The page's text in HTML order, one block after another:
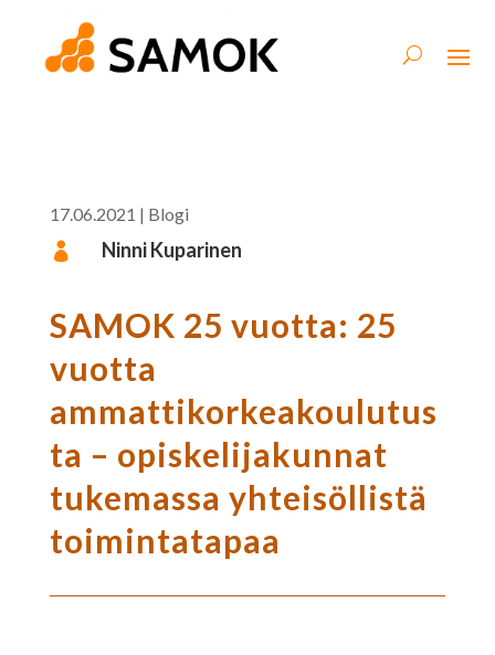
17.06.2021 | Blogi
 Ninni Kuparinen
SAMOK 25 vuotta: 25
vuotta
ammattikorkeakoulutus
ta – opiskelijakunnat
tukemassa yhteisöllistä
toimintatapaa